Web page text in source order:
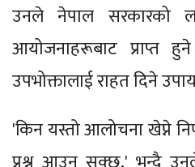
उनले नेपाल सरकारको
आयोजनाहरूबाट प्राप्त
उपभोक्तालाई राहत दिने
'किन यस्तो आलोचना खेप्ने